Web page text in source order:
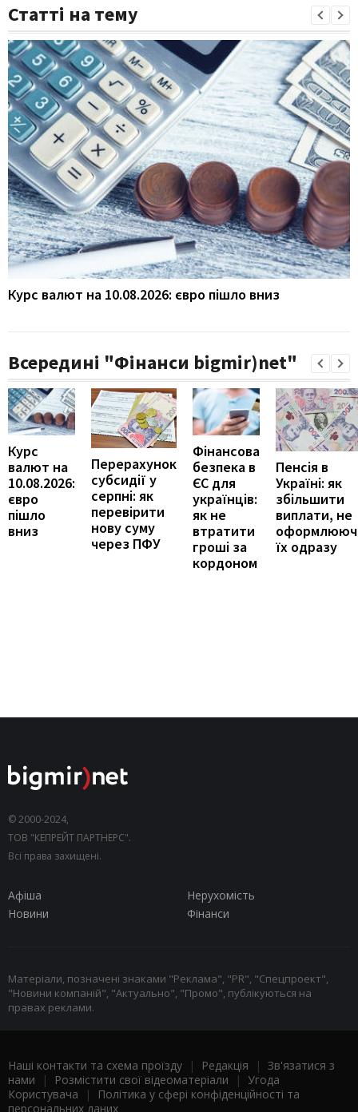
Статті на тему
Курс валют на 10.08.2026: євро пішло вниз
Всередині "Фінанси bigmir)net"
Курс
валют на
10.08.2026:
євро
пішло
вниз
Перерахунок
субсидії у
серпні: як
перевірити
нову суму
через ПФУ
Фінансова
безпека в
ЄС для
українців:
як не
втратити
гроші за
кордоном
Пенсія в
Україні: як
збільшити
виплати, не
їх одразу
© 2000-2024,
ТОВ "КЕПРЕЙТ ПАРТНЕРС".
Всі права захищені.
Афіша
Нерухомість
Новини
Фінанси
Матеріали, позначені знаками "Реклама", "PR", "Спецпроект",
"Новини компаній", "Актуально", "Промо", публікуються на
правах реклами.
Наші контакти та схема проїзду | Редакція | Зв'язатися з
нами | Розмістити свої відеоматеріали | Угода
Користувача |
Політика у сфері конфіденційності та
персональних даних